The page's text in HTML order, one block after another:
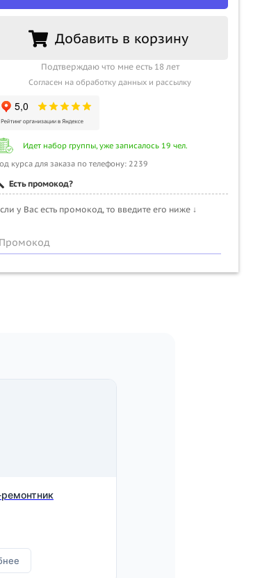
Добавить в корзину
Подтверждаю что мне есть 18 лет
Согласен на обработку данных и рассылку
Идет набор группы, уже записалось 19 чел.
курса для заказа по телефону: 2239
Есть промокод?
у Вас есть промокод, то введите его ниже ↓
Промокод